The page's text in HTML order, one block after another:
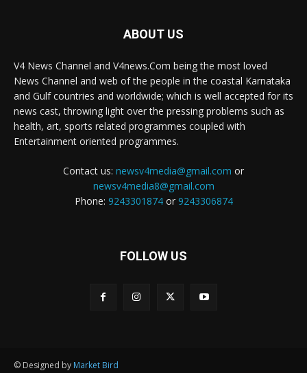
ABOUT US
V4 News Channel and V4news.Com being the most loved
News Channel and web of the people in the coastal Karnataka
and Gulf countries and worldwide; which is well accepted for its
news cast, throwing light over the pressing problems such as
health, art, sports related programmes coupled with
Entertainment oriented programmes.
Contact us: newsv4media@gmail.com or
newsv4media8@gmail.com
Phone: 9243301874or 9243306874
FOLLOW US
© Designed by Market Bird